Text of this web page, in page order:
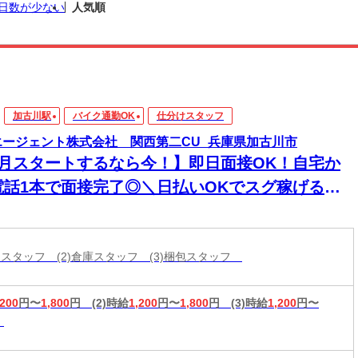
数が少ない 人気順
加古川駅 バイク通勤OK 仕分けスタッフ
ージェント株式会社 関西第二CU_兵庫県加古川市
スタートするなら今！】即日面接OK！自宅か
話1本で面接完了◎＼日払いOKでスグ稼げる／
スタッフ (2)倉庫スタッフ (3)梱包スタッフ
円〜1,800円 (2)時給1,200円〜1,800円 (3)時給1,200円〜